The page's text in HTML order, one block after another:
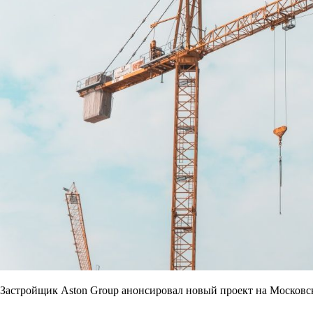
Застройщик Aston Group анонсировал новый проект на